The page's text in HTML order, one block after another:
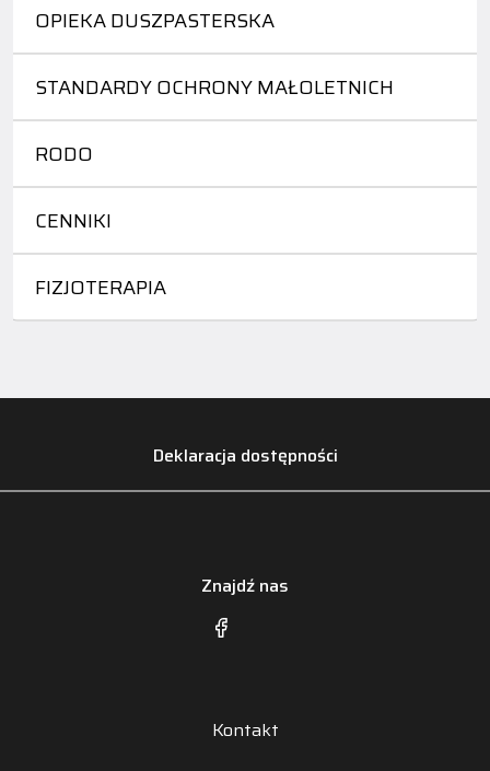
OPIEKA DUSZPASTERSKA
STANDARDY OCHRONY MAŁOLETNICH
RODO
CENNIKI
FIZJOTERAPIA
Deklaracja dostępności
Znajdź nas
Kontakt